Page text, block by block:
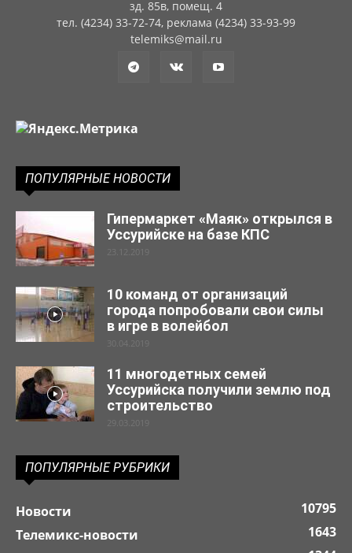
зд. 85в, помещ. 4
тел. (4234) 33-72-74, реклама (4234) 33-93-99
telemiks@mail.ru
ПОПУЛЯРНЫЕ НОВОСТИ
Гипермаркет «Маяк» открылся в
Уссурийске на базе КПС
23.12.2019
10 команд от организаций
города попробовали свои силы
в игре в волейбол
30.04.2019
11 многодетных семей
Уссурийска получили землю под
строительство
29.03.2019
ПОПУЛЯРНЫЕ РУБРИКИ
Новости
10795
Телемикс-новости
1643